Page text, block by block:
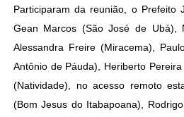
Participaram da reunião, o Prefeito
Gean Marcos (São José de Ubá),
Alessandra Freire (Miracema),
Antônio de Páuda), Heriberto
(Natividade), no acesso remoto
(Bom Jesus do Itabapoana),